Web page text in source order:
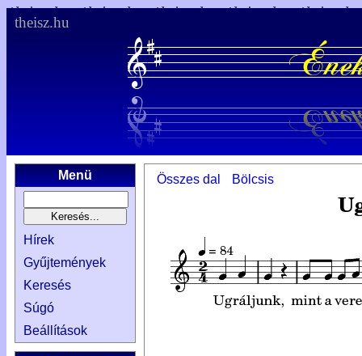
theisz.hu
Menü
Hírek
Gyűjtemények
Keresés
Súgó
Beállítások
Összes dal Bölcsis